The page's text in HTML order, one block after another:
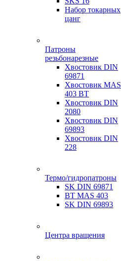
Набор токарных
цанг
Патроны
резьбонарезные
Хвостовик DIN
69871
Хвостовик MAS
403 BT
Хвостовик DIN
2080
Хвостовик DIN
69893
Хвостовик DIN
228
Термо/гидропатроны
SK DIN 69871
BT MAS 403
SK DIN 69893
Центра вращения